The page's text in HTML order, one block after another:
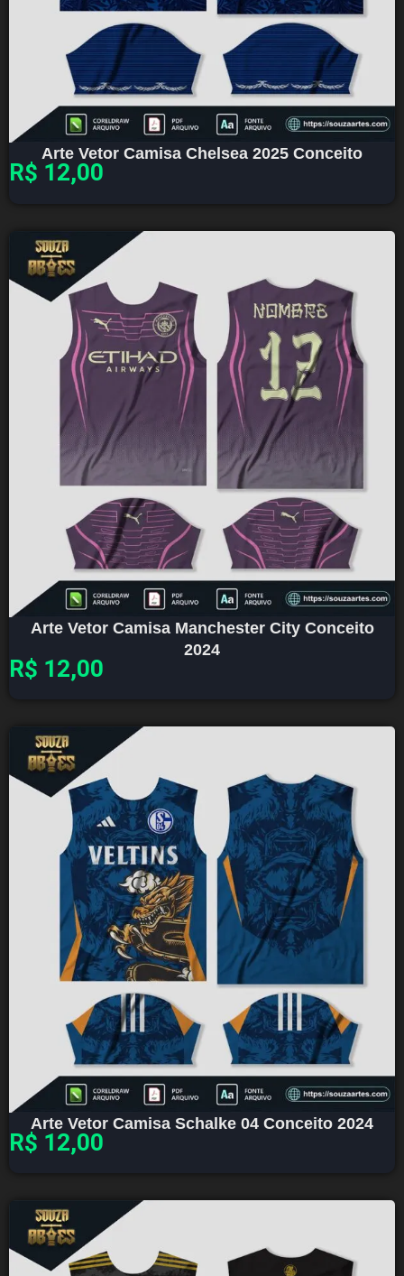
Arte Vetor Camisa Chelsea 2025 Conceito
R$ 12,00
Arte Vetor Camisa Manchester City Conceito
2024
R$ 12,00
Arte Vetor Camisa Schalke 04 Conceito 2024
R$ 12,00